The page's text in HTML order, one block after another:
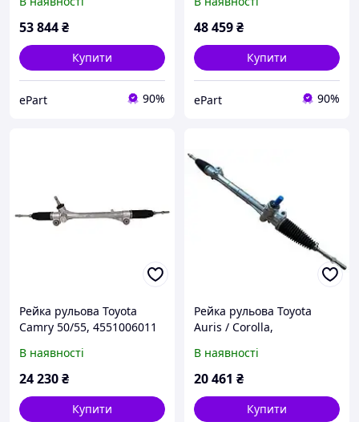
53 844₴
Купити
ePart 90%
48 459₴
Купити
ePart 90%
Рейка рульова Toyota
Camry 50/55, 4551006011
В наявності
24 230₴
Купити
Рейка рульова Toyota
Auris / Corolla,
В наявності
20 461 ₴
Купити